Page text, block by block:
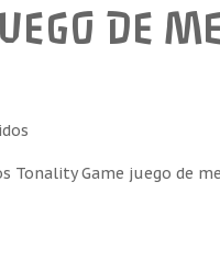
DE
Tonality Game juego de